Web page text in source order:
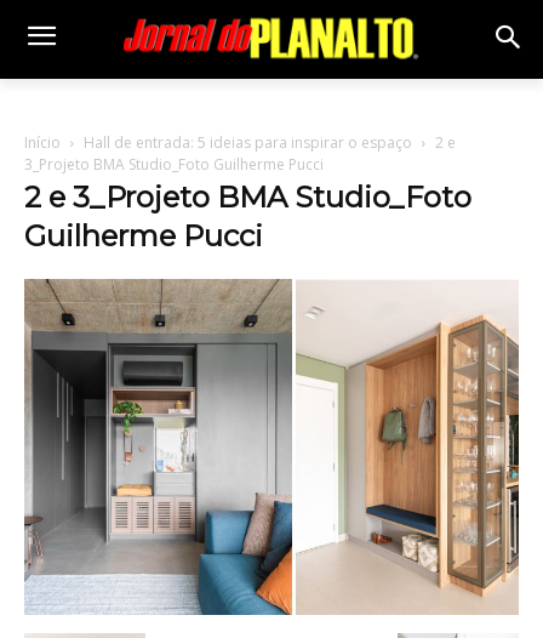
Início Hall de entrada: 5 ideias para inspirar o espaço
2 e
3_Projeto BMA Studio_Foto Guilherme Pucci
2 e 3_Projeto BMA Studio_Foto
Guilherme Pucci